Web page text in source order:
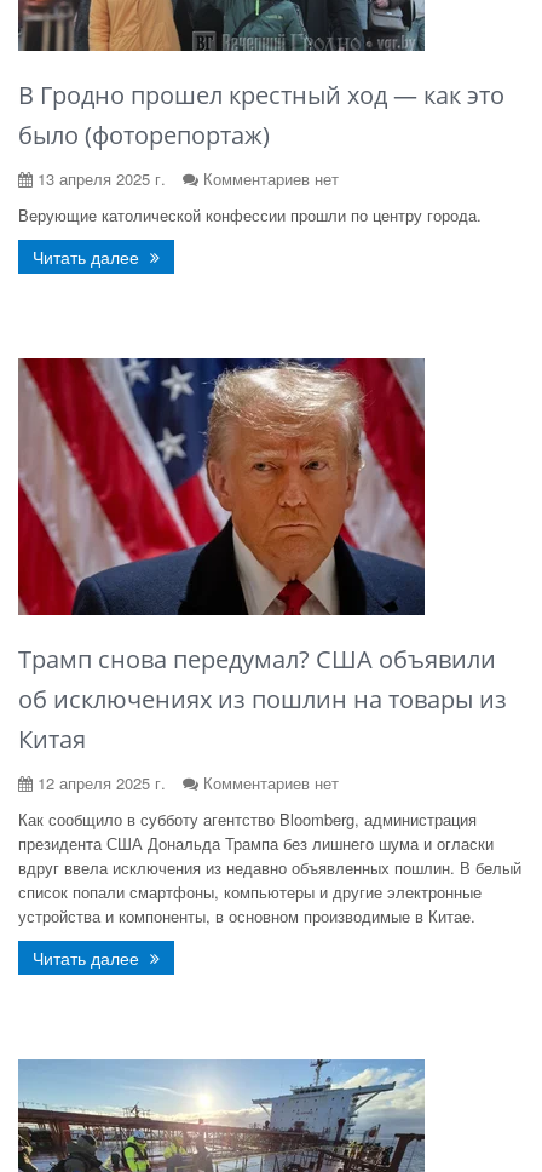
В Гродно прошел крестный ход — как это
было (фоторепортаж)
13 апреля 2025 г.
Комментариев нет
Верующие католической конфессии прошли по центру города.
Читать далее
Трамп снова передумал? США объявили
об исключениях из пошлин на товары из
Китая
12 апреля 2025 г.
Комментариев нет
Как сообщило в субботу агентство Bloomberg, администрация
президента США Дональда Трампа без лишнего шума и огласки
вдруг ввела исключения из недавно объявленных пошлин. В белый
список попали смартфоны, компьютеры и другие электронные
устройства и компоненты, в основном производимые в Китае.
Читать далее